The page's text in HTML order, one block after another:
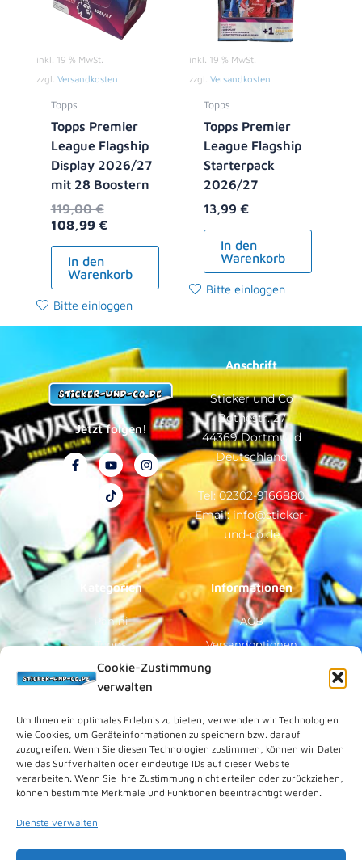
Cookie-Zustimmung
verwalten
Um Ihnen ein optimales Erlebnis zu bieten, verwenden wir Technologien
wie Cookies, um Geräteinformationen zu speichern bzw. darauf
zuzugreifen. Wenn Sie diesen Technologien zustimmen, können wir Daten
wie das Surfverhalten oder eindeutige IDs auf dieser Website
verarbeiten. Wenn Sie Ihre Zustimmung nicht erteilen oder zurückziehen,
können bestimmte Merkmale und Funktionen beeinträchtigt werden.
Dienste verwalten
inkl. 19 % MwSt.
zzgl. Versandkosten
Topps
Topps Premier
League Flagship
Display 2026/27
mit 28 Boostern
119,00€
108,99 €
In den
Warenkorb
Bitte einloggen
inkl. 19 % MwSt.
zzgl. Versandkosten
Topps
Topps Premier
League Flagship
Starterpack
2026/27
13,99 €
In den
Warenkorb
Bitte einloggen
Jetzt folgen!
F
a
k
-
f
Y
o
u
t
u
b
e
I
n
s
t
a
g
r
a
m
T
i
k
t
o
k
Anschrift
Sticker und Co
Bothestr. 27
44369 Dortmund
Deutschland
Tel: 02302-9166880
Email: info@sticker-
und-co.de
Kategorien
Panini
Topps
Blue Ocean
Sammelfiguren
Vorverkauf
Informationen
AGB
Versandoptionen
Zahlungsoptionen
Über Uns
Rechtliches
Kundenkonto
Datenschutz
Cookies (EU)